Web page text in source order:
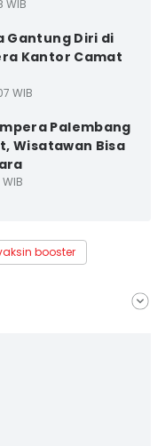
WIB
Gantung Diri di
Kantor Camat
WIB
Palembang
Wisatawan Bisa
WIB
booster